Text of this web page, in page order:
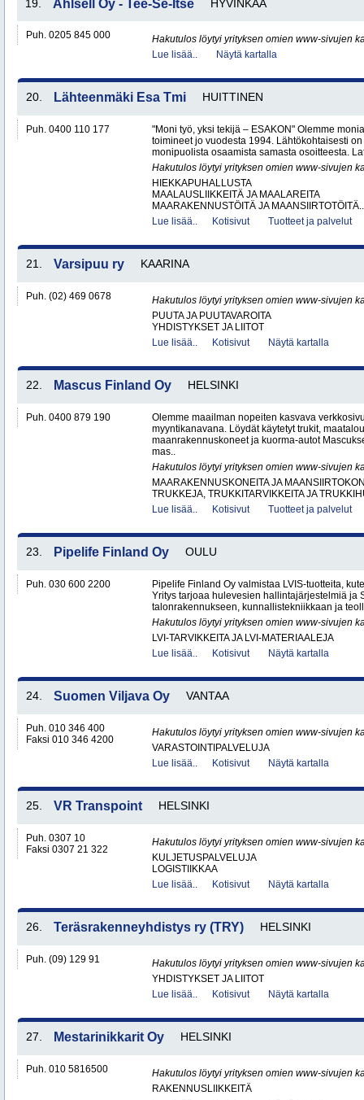
19. Ahlsell Oy - Tee-Se-Itse HYVINKÄÄ
Puh. 0205 845 000
Hakutulos löytyi yrityksen omien www-sivujen
Lue lisää..
Näytä kartalla
20. Lähteenmäki Esa Tmi HUITTINEN
Puh. 0400 110 177
"Moni työ, yksi tekijä – ESAKON" Olemme
toimineet jo vuodesta 1994. Lähtökohtaisesti
monipuolista osaamista samasta osoitteesta.
Hakutulos löytyi yrityksen omien www-sivujen
HIEKKAPUHALLUSTA
MAALAUSLIIKKEITÄ JA MAALAREITA
MAARAKENNUSTÖITÄ JA MAANSIIRTOTÖITÄ..
Lue lisää..
Kotisivut Tuotteet ja palvelut
21. Varsipuu ry KAARINA
Puh. (02) 469 0678
Hakutulos löytyi yrityksen omien www-sivujen
PUUTA JA PUUTAVAROITA
YHDISTYKSET JA LIITOT
Lue lisää..
Kotisivut Näytä kartalla
22. Mascus Finland Oy HELSINKI
Puh. 0400 879 190
Olemme maailman nopeiten kasvava
myyntikanavana. Löydät käytetyt trukit,
maanrakennuskoneet ja kuorma-autot
mas..
Hakutulos löytyi yrityksen omien www-sivujen
MAARAKENNUSKONEITA JA
TRUKKEJA, TRUKKITARVIKKEITA JA
Lue lisää..
Kotisivut Tuotteet ja palvelut
23. Pipelife Finland Oy OULU
Puh. 030 600 2200
Pipelife Finland Oy valmistaa LVIS-tuotteita,
Yritys tarjoaa hulevesien hallintajärjestelmiä ja
talonrakennukseen, kunnallistekniikkaan ja
Hakutulos löytyi yrityksen omien www-sivujen
LVI-TARVIKKEITA JA LVI-MATERIAALEJA
Lue lisää..
Kotisivut Näytä kartalla
24. Suomen Viljava Oy VANTAA
Puh. 010 346 400
Faksi 010 346 4200
Hakutulos löytyi yrityksen omien www-sivujen
VARASTOINTIPALVELUJA
Lue lisää..
Kotisivut Näytä kartalla
25. VR Transpoint HELSINKI
Puh. 0307 10
Faksi 0307 21 322
Hakutulos löytyi yrityksen omien www-sivujen
KULJETUSPALVELUJA
LOGISTIIKKAA
Lue lisää..
Kotisivut Näytä kartalla
26. Teräsrakenneyhdistys ry (TRY) HELSINKI
Puh. (09) 129 91
Hakutulos löytyi yrityksen omien www-sivujen
YHDISTYKSET JA LIITOT
Lue lisää..
Kotisivut Näytä kartalla
27. Mestarinikkarit Oy HELSINKI
Puh. 010 5816500
Hakutulos löytyi yrityksen omien www-sivujen
RAKENNUSLIIKKEITÄ